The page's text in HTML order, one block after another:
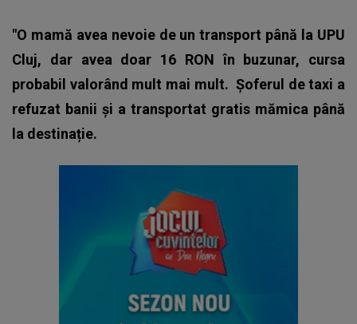
"O mamă avea nevoie de un transport până la UPU
Cluj, dar avea doar 16 RON în buzunar, cursa
probabil valorând mult mai mult. Șoferul de taxi a
refuzat banii și a transportat gratis mămica până
la destinație.